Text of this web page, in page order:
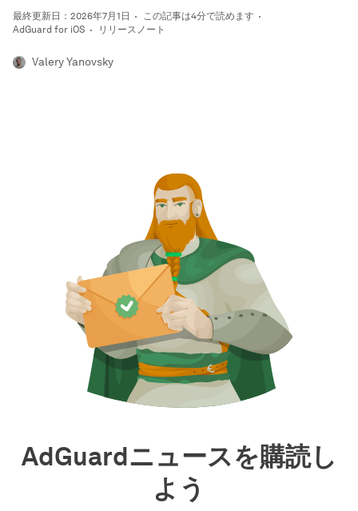
最終更新日：2026年7月1日
この記事は4分で読めます
AdGuard for iOS
リリースノート
Valery Yanovsky
AdGuardニュースを購読し
よう